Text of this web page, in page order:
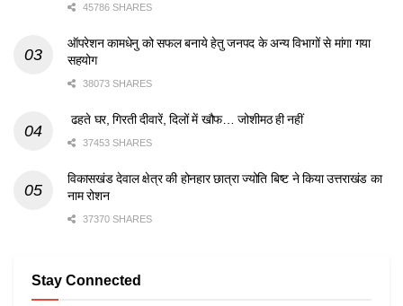
45786 SHARES
ऑपरेशन कामधेनु को सफल बनाये हेतु जनपद के अन्य विभागों से मांगा गया
सहयोग
38073 SHARES
ढहते घर, गिरती दीवारें, दिलों में खौफ… जोशीमठ ही नहीं
37453 SHARES
विकासखंड देवाल क्षेत्र की होनहार छात्रा ज्योति बिष्ट ने किया उत्तराखंड का
नाम रोशन
37370 SHARES
Stay Connected